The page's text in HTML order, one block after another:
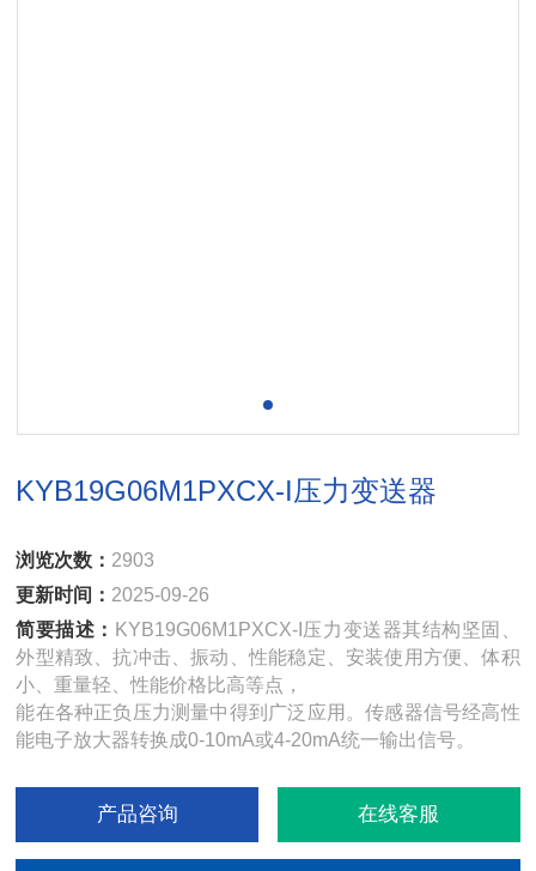
KYB19G06M1PXCX-I压力变送器
浏览次数： 2903
更新时间： 2025-09-26
简要描述： KYB19G06M1PXCX-I压力变送器其结构坚固、
外型精致、抗冲击、振动、性能稳定、安装使用方便、体积
小、重量轻、性能价格比高等点，
能在各种正负压力测量中得到广泛应用。传感器信号经高性
能电子放大器转换成0-10mA或4-20mA统一输出信号。
产品咨询 在线客服